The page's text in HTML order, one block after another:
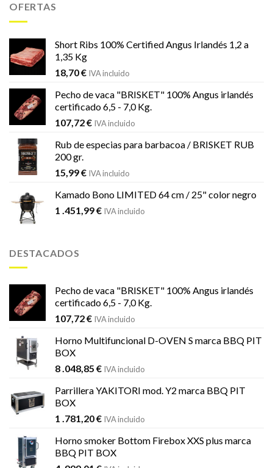
OFERTAS
Short Ribs 100% Certified Angus Irlandés 1,2 a
1,35 Kg
18,70€ IVA incluido
Pecho de vaca "BRISKET" 100% Angus irlandés
certificado 6,5 - 7,0 Kg.
107,72€ IVA incluido
Rub de especias para barbacoa / BRISKET RUB
200 gr.
15,99€ IVA incluido
Kamado Bono LIMITED 64 cm / 25" color negro
1 .451,99€ IVA incluido
DESTACADOS
Pecho de vaca "BRISKET" 100% Angus irlandés
certificado 6,5 - 7,0 Kg.
107,72€ IVA incluido
Horno Multifuncional D-OVEN S marca BBQ PIT
BOX
8 .048,85 € IVA incluido
Parrillera YAKITORI mod. Y2 marca BBQ PIT
BOX
1 .781,20€ IVA incluido
Horno smoker Bottom Firebox XXS plus marca
BBQ PIT BOX